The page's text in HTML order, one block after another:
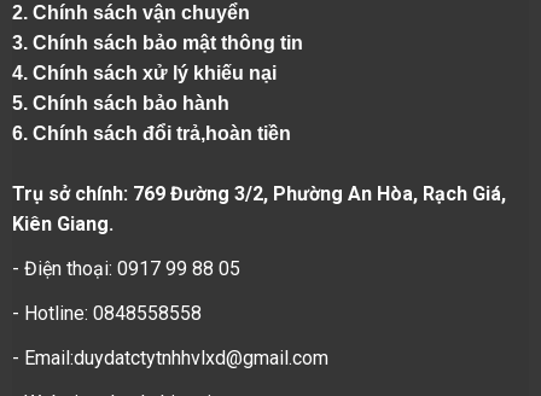
2. Chính sách vận chuyển
3. Chính sách bảo mật thông tin
4. Chính sách xử lý khiếu nại
5. Chính sách bảo hành
6. Chính sách đổi trả,hoàn tiền
Trụ sở chính: 769 Đường 3/2, Phường An Hòa, Rạch Giá,
Kiên Giang.
- Điện thoại: 0917 99 88 05
- Hotline: 0848558558
- Email:duydatctytnhhvlxd@gmail.com